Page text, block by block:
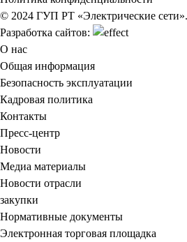
© 2024 ГУП РТ «Электрические
Разработка сайтов:
О нас
Общая информация
Безопасность эксплуатации
Кадровая политика
Контакты
Пресс-центр
Новости
Медиа материалы
Новости отрасли
закупки
Нормативные документы
Электронная торговая площадка